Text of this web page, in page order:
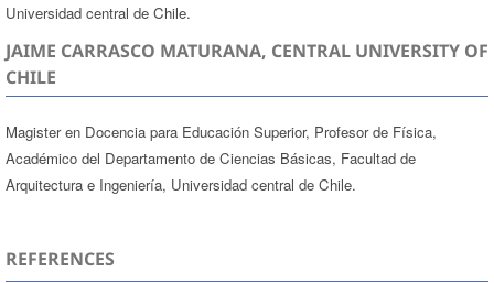
Universidad central de Chile.
JAIME CARRASCO MATURANA, CENTRAL UNIVERSITY OF
CHILE
Magister en Docencia para Educación Superior, Profesor de Física,
Académico del Departamento de Ciencias Básicas, Facultad de
Arquitectura e Ingeniería, Universidad central de Chile.
REFERENCES